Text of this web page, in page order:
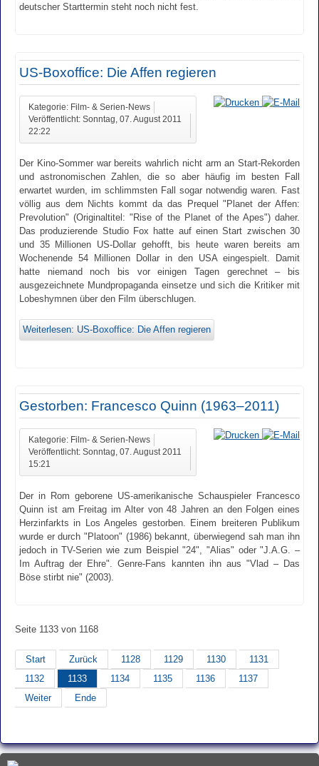
deutscher Starttermin steht noch nicht fest.
US-Boxoffice: Die Affen regieren
Kategorie: Film- & Serien-News
Veröffentlicht: Sonntag, 07. August 2011
22:22
Der Kino-Sommer war bereits wahrlich nicht arm an Start-Rekorden
und astronomischen Zahlen, die so aber häufig im besten Fall
erwartet wurden, im schlimmsten Fall sogar notwendig waren. Fast
völlig aus dem Nichts kommt da das Prequel "Planet der Affen:
Prevolution" (Originaltitel: "Rise of the Planet of the Apes") daher.
Das produzierende Studio Fox hatte auf einen Start zwischen 30
und 35 Millionen US-Dollar gehofft, bis heute waren bereits am
Wochenende 54 Millionen Dollar in den USA eingespielt. Damit
hatte niemand noch bis vor einigen Tagen gerechnet – bis
ausgezeichnete Mundpropaganda einsetze und sich die Kritiker mit
Lobeshymnen über den Film überschlugen.
Weiterlesen: US-Boxoffice: Die Affen regieren
Gestorben: Francesco Quinn (1963–2011)
Kategorie: Film- & Serien-News
Veröffentlicht: Sonntag, 07. August 2011
15:21
Der in Rom geborene US-amerikanische Schauspieler Francesco
Quinn ist am Freitag im Alter von 48 Jahren an den Folgen eines
Herzinfarkts in Los Angeles gestorben. Einem breiteren Publikum
wurde er durch "Platoon" (1986) bekannt, überwiegend sah man ihn
jedoch in TV-Serien wie zum Beispiel "24", "Alias" oder "J.A.G. –
Im Auftrag der Ehre". Genre-Fans kannten ihn aus "Vlad – Das
Böse stirbt nie" (2003).
Seite 1133 von 1168
Start Zurück 1128 1129 1130
1131
1132
1133 1134 1135 1136
1137
Weiter
Ende